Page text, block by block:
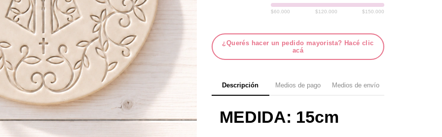
$60.000 $120.000 $150.000
¿Querés hacer un pedido mayorista? Hacé clic
acá
Descripción Medios de pago Medios de envío
MEDIDA: 15cm